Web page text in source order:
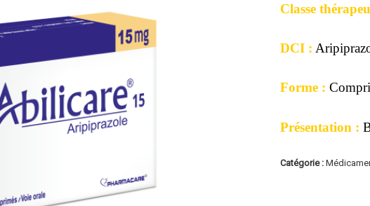
Classe
DCI :
Forme :
Présentation :
Catégorie :